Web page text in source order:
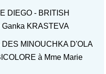
DIEGO - BRITISH
KRASTEVA
MINOUCHKA D'OLA
à Mme Marie